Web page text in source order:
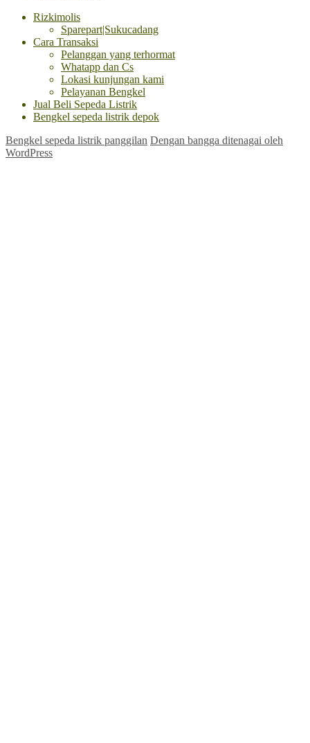
Rizkimolis
Sparepart|Sukucadang
Cara Transaksi
Pelanggan yang terhormat
Whatapp dan Cs
Lokasi kunjungan kami
Pelayanan Bengkel
Jual Beli Sepeda Listrik
Bengkel sepeda listrik depok
Bengkel sepeda listrik panggilan Dengan bangga ditenagai oleh
WordPress